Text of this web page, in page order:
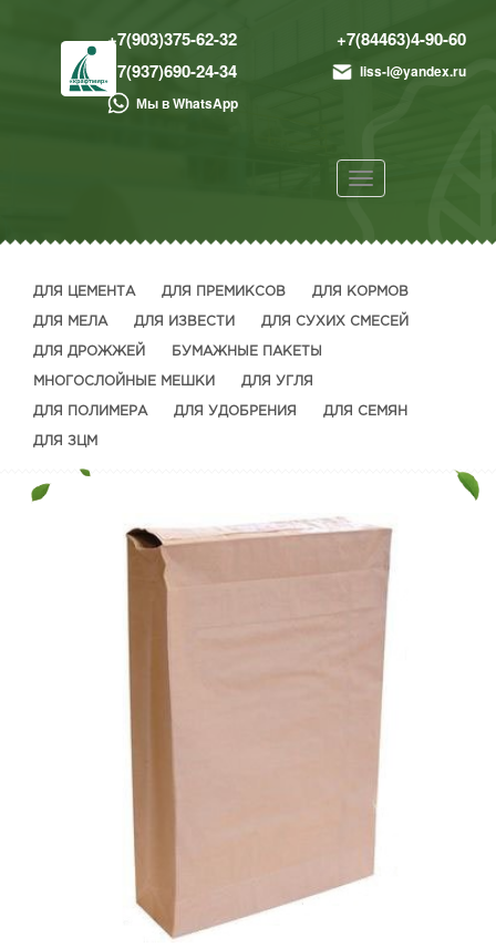
+7(903)375-62-32
+7(84463)4-90-60
+7(937)690-24-34
liss-l@yandex.ru
Мы в WhatsApp
Toggle
navigation
ДЛЯ ЦЕМЕНТА ДЛЯ ПРЕМИКСОВ ДЛЯ КОРМОВ
ДЛЯ МЕЛА ДЛЯ ИЗВЕСТИ ДЛЯ СУХИХ СМЕСЕЙ
ДЛЯ ДРОЖЖЕЙ БУМАЖНЫЕ ПАКЕТЫ
МНОГОСЛОЙНЫЕ МЕШКИ ДЛЯ УГЛЯ
ДЛЯ ПОЛИМЕРА ДЛЯ УДОБРЕНИЯ ДЛЯ СЕМЯН
ДЛЯ ЗЦМ